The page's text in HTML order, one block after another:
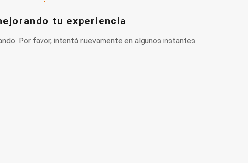
tu experiencia
Por favor, intentá nuevamente en algunos instantes.